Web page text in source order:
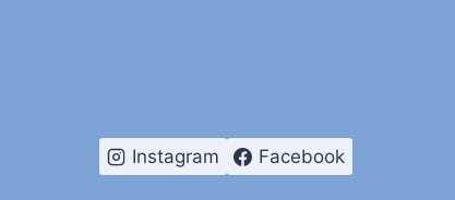
Instagram Facebook